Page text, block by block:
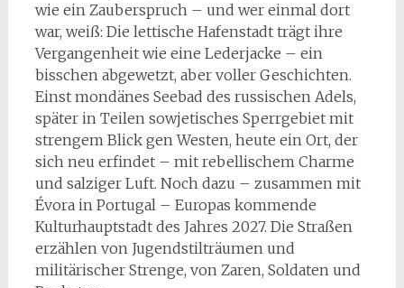
wie ein Zauberspruch – und wer einmal dort
war, weiß: Die lettische Hafenstadt trägt ihre
Vergangenheit wie eine Lederjacke – ein
bisschen abgewetzt, aber voller Geschichten.
Einst mondänes Seebad des russischen Adels,
später in Teilen sowjetisches Sperrgebiet mit
strengem Blick gen Westen, heute ein Ort, der
sich neu erfindet – mit rebellischem Charme
und salziger Luft. Noch dazu – zusammen mit
Évora in Portugal – Europas kommende
Kulturhauptstadt des Jahres 2027. Die Straßen
erzählen von Jugendstilträumen und
militärischer Strenge, von Zaren, Soldaten und